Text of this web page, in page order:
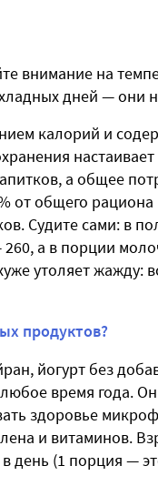
внимание на
дней — они
калорий и
а общее
от общего
Судите сами: в
а в порции
утоляет
продуктов?
йогурт без
время года.
здоровье
и витаминов.
день (1 порция —